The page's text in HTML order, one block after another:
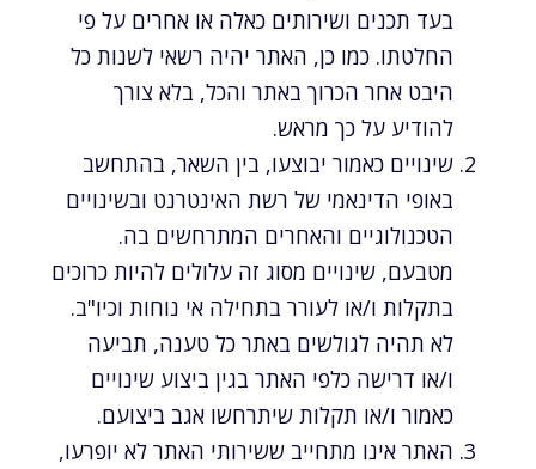
בעד תכנים ושירותים כאלה או אחרים על פי
החלטתו. כמו כן, האתר יהיה רשאי לשנות כל
היבט אחר הכרוך באתר והכל, בלא צורך
להודיע על כך מראש.
שינויים כאמור יבוצעו, בין השאר, בהתחשב
באופי הדינאמי של רשת האינטרנט ובשינויים
הטכנולוגיים והאחרים המתרחשים בה.
מטבעם, שינויים מסוג זה עלולים להיות כרוכים
בתקלות ו/או לעורר בתחילה אי נוחות וכיו"ב.
לא תהיה לגולשים באתר כל טענה, תביעה
ו/או דרישה כלפי האתר בגין ביצוע שינויים
כאמור ו/או תקלות שיתרחשו אגב ביצועם.
האתר אינו מתחייב ששירותי האתר לא יופרעו,